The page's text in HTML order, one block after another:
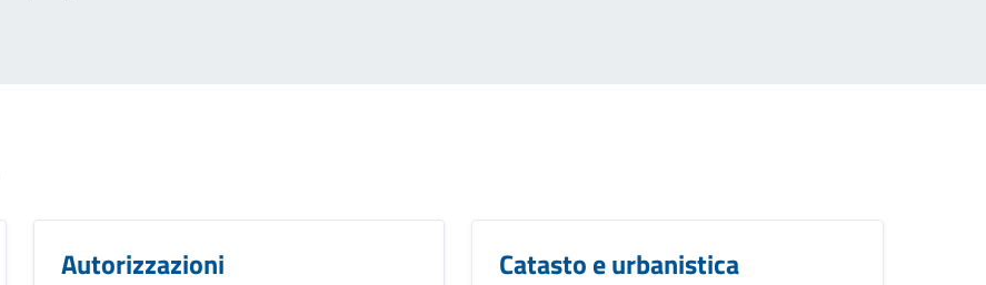
Autorizzazioni Catasto e urbanistica